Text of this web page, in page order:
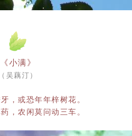
《小满》
（吴藕汀）
，或恐年年梓树花。
，农闲莫问动三车。